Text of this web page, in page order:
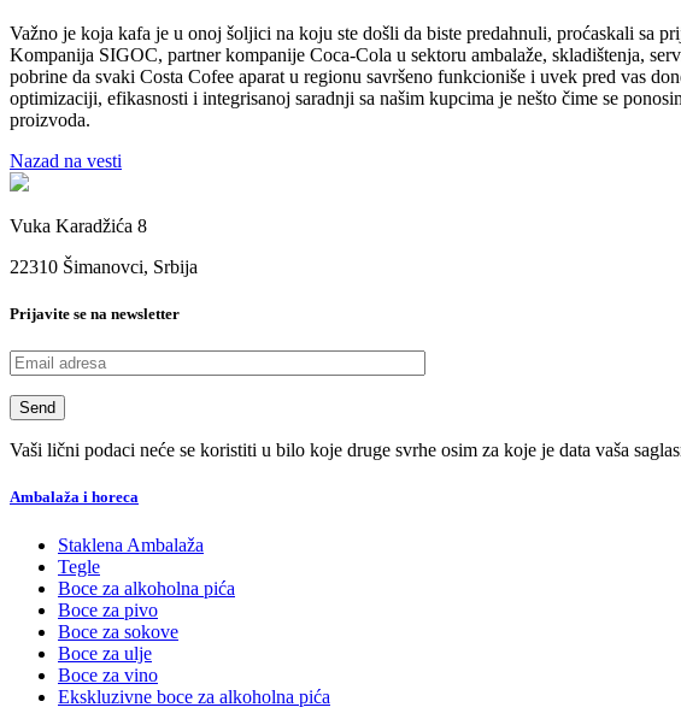
Važno je koja kafa je u onoj šoljici na koju ste došli da biste predahnuli, proćaskali sa
Kompanija SIGOC, partner kompanije Coca-Cola u sektoru ambalaže, skladištenja,
pobrine da svaki Costa Cofee aparat u regionu savršeno funkcioniše i uvek pred vas
optimizaciji, efikasnosti i integrisanoj saradnji sa našim kupcima je nešto čime se
proizvoda.
Nazad na vesti
Vuka Karadžića 8
22310 Šimanovci, Srbija
Prijavite se na newsletter
Vaši lični podaci neće se koristiti u bilo koje druge svrhe osim za koje je data vaša
Ambalaža i horeca
Staklena Ambalaža
Tegle
Boce za alkoholna pića
Boce za pivo
Boce za sokove
Boce za ulje
Boce za vino
Ekskluzivne boce za alkoholna pića